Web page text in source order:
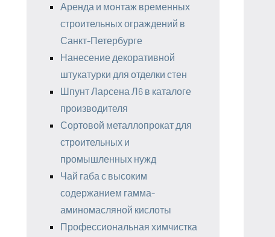
Аренда и монтаж временных
строительных ограждений в
Санкт-Петербурге
Нанесение декоративной
штукатурки для отделки стен
Шпунт Ларсена Л6 в каталоге
производителя
Сортовой металлопрокат для
строительных и
промышленных нужд
Чай габа с высоким
содержанием гамма-
аминомасляной кислоты
Профессиональная химчистка